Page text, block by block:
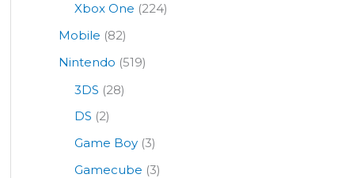
Xbox One (224)
Mobile (82)
Nintendo (519)
3DS (28)
DS (2)
Game Boy (3)
Gamecube (3)